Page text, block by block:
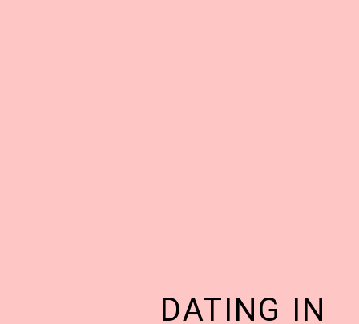
DATING IN